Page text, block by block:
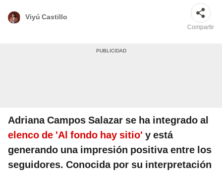
Viyú Castillo
Compartir
Adriana Campos Salazar se ha integrado al
elenco de 'Al fondo hay sitio' y está
generando una impresión positiva entre los
seguidores. Conocida por su interpretación